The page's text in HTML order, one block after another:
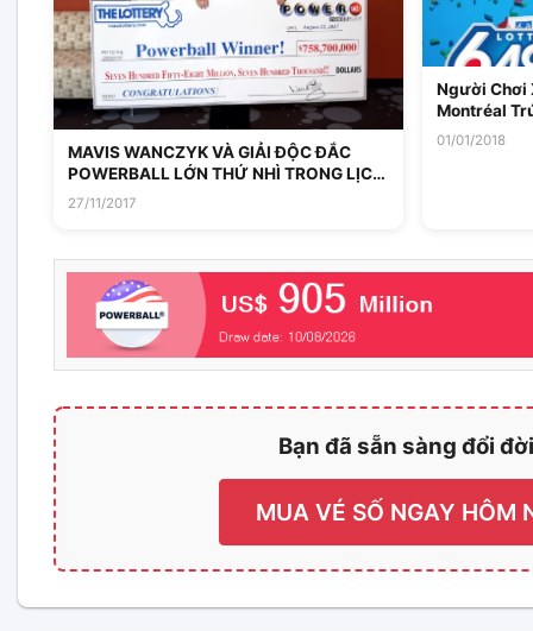
MAVIS WANCZYK VÀ GIẢI ĐỘC ĐẮC
POWERBALL LỚN THỨ NHÌ TRONG LỊCH
SỬ
27/11/2017
Người Chơi
Montréal
01/01/2018
Bạn đã sẵn sàng đổi
MUA VÉ SỐ NGAY HÔM